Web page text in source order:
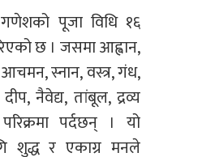
गणेशको पूजा विधि १६
छ । जसमा आह्वान,
स्नान, वस्त्र, गंध,
नैवेद्य, तांबूल, द्रव्य
पर्दछन् । यो
शुद्ध र एकाग्र मनले